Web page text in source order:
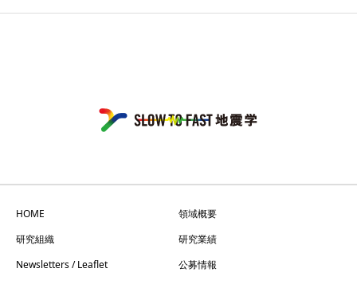
HOME
領域概要
研究組織
研究業績
Newsletters / Leaflet
公募情報